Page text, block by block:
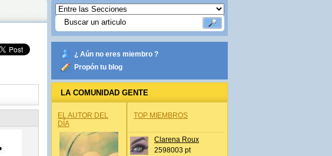
¿ Aún no eres miembro ?
Propón tu blog
LA COMUNIDAD GENTE
EL AUTOR DEL
DÍA
TOP MIEMBROS
Clarena Roux
2598003 pt